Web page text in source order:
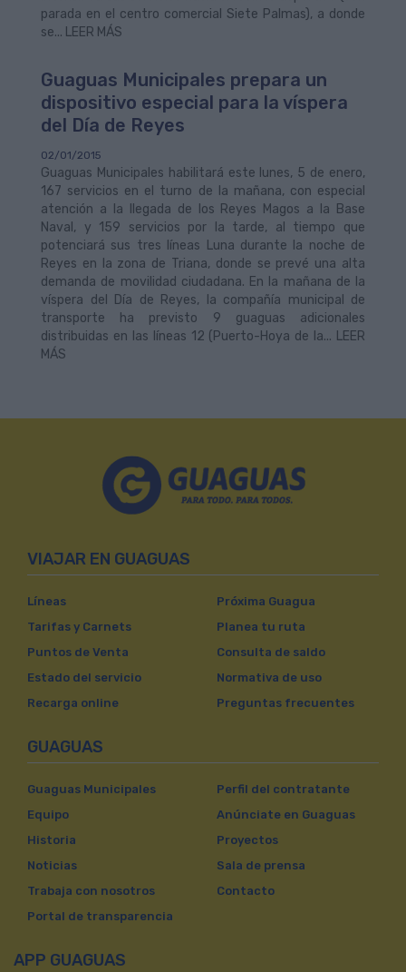
parada en el centro comercial Siete Palmas), a donde
se... LEER MÁS
Guaguas Municipales prepara un
dispositivo especial para la víspera
del Día de Reyes
02/01/2015
Guaguas Municipales habilitará este lunes, 5 de enero,
167 servicios en el turno de la mañana, con especial
atención a la llegada de los Reyes Magos a la Base
Naval, y 159 servicios por la tarde, al tiempo que
potenciará sus tres líneas Luna durante la noche de
Reyes en la zona de Triana, donde se prevé una alta
demanda de movilidad ciudadana. En la mañana de la
víspera del Día de Reyes, la compañía municipal de
transporte ha previsto 9 guaguas adicionales
distribuidas en las líneas 12 (Puerto-Hoya de la... LEER
MÁS
VIAJAR EN GUAGUAS
Líneas
Tarifas y Carnets
Puntos de Venta
Estado del servicio
Recarga online
Próxima Guagua
Planea tu ruta
Consulta de saldo
Normativa de uso
Preguntas frecuentes
GUAGUAS
Guaguas Municipales
Equipo
Historia
Noticias
Trabaja con nosotros
Portal de transparencia
Perfil del contratante
Anúnciate en Guaguas
Proyectos
Sala de prensa
Contacto
APP GUAGUAS